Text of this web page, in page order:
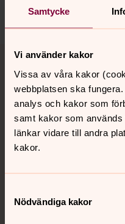
Samtycke
Vi använder kakor
Vissa av våra kakor
webbplatsen ska
analys och kakor som
samt kakor som
länkar vidare till andra
kakor.
Nödvändiga kakor
Dela
Tillbaka till toppen
Tillbaka till innehållet
Kontakt
Hitta snabbt